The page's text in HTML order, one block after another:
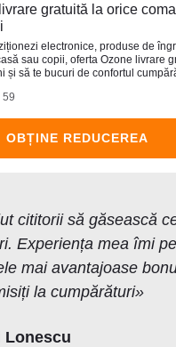
gratuită la orice
electronice, produse de
sau copii, oferta Ozone livrare
și să te bucuri de confortul
59
OBȚINE REDUCEREA
cititorii să găsească
Experiența mea îmi
mai avantajoase
la cumpărături»
Lonescu